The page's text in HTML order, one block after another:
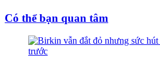
Có thể bạn quan tâm